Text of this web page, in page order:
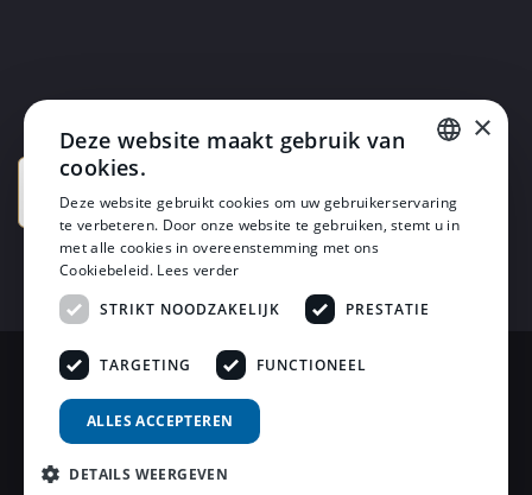
© 2026 Horsten Meubelen & Horsten Slaapcomfort
Privacy Voorwaarden
Review Policy
DUTCH
×
Deze website maakt gebruik van
cookies.
Deze website gebruikt cookies om uw gebruikerservaring
te verbeteren. Door onze website te gebruiken, stemt u in
met alle cookies in overeenstemming met ons
Cookiebeleid. Lees verder
STRIKT NOODZAKELIJK
PRESTATIE
TARGETING FUNCTIONEEL
ALLES ACCEPTEREN
DETAILS WEERGEVEN